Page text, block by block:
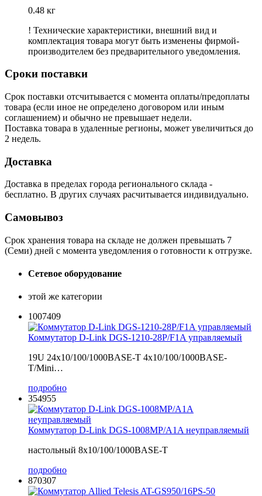
0.48 кг
! Технические характеристики, внешний вид и
комплектация товара могут быть изменены фирмой-
производителем без предварительного уведомления.
Сроки поставки
Срок поставки отсчитывается с момента оплаты/предоплаты
товара (если иное не определено договором или иным
соглашением) и обычно не превышает недели.
Поставка товара в удаленные регионы, может увеличиться до
2 недель.
Доставка
Доставка в пределах города регионального склада -
бесплатно. В других случаях расчитывается индивидуально.
Самовывоз
Срок хранения товара на складе не должен превышать 7
(Семи) дней с момента уведомления о готовности к отгрузке.
Сетевое оборудование
этой же категории
1007409
Коммутатор D-Link DGS-1210-28P/F1A управляемый
19U 24x10/100/1000BASE-T 4x10/100/1000BASE-
T/Mini…
подробно
354955
Коммутатор D-Link DGS-1008MP/A1A неуправляемый
настольный 8x10/100/1000BASE-T
подробно
870307